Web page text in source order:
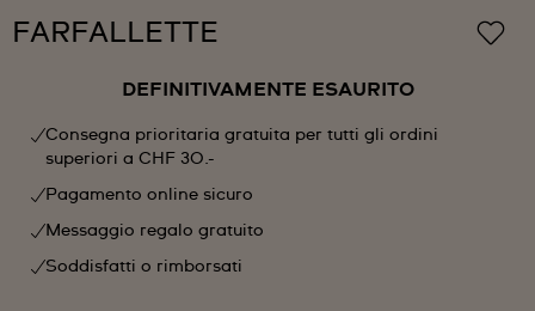
FARFALLETTE
DEFINITIVAMENTE ESAURITO
Consegna prioritaria gratuita per tutti gli ordini
superiori a CHF 30.-
Pagamento online sicuro
Messaggio regalo gratuito
Soddisfatti o rimborsati